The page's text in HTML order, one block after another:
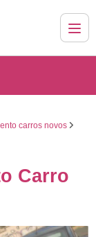
carros novos
Carro